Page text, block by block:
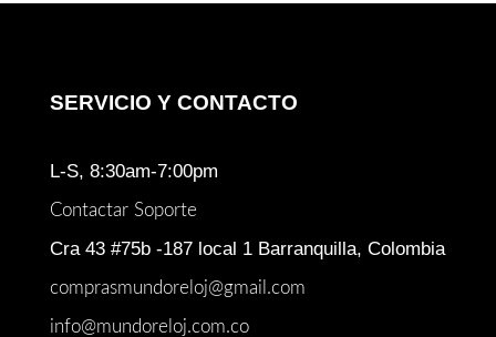
SERVICIO Y CONTACTO
L-S, 8:30am-7:00pm
Contactar Soporte
Cra 43 #75b -187 local 1 Barranquilla, Colombia
comprasmundoreloj@gmail.com
info@mundoreloj.com.co